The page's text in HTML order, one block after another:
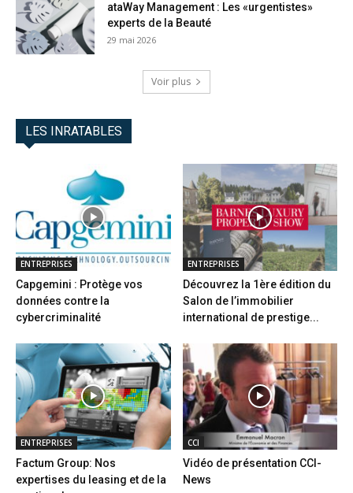
ataWay Management : Les «urgentistes»
experts de la Beauté
29 mai 2026
Voir plus
LES INRATABLES
ENTREPRISES
Capgemini : Protège vos
données contre la
cybercriminalité
ENTREPRISES
Découvrez la 1ère édition du
Salon de l’immobilier
international de prestige...
ENTREPRISES
Factum Group: Nos
expertises du leasing et de la
CCI
Vidéo de présentation CCI-
News